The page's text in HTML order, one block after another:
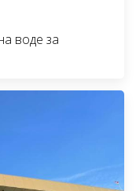
воде за